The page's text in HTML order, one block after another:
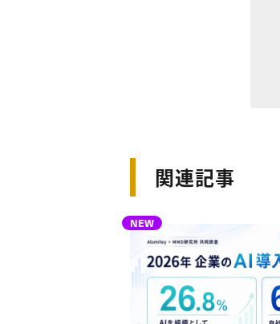
関連記事
NEW